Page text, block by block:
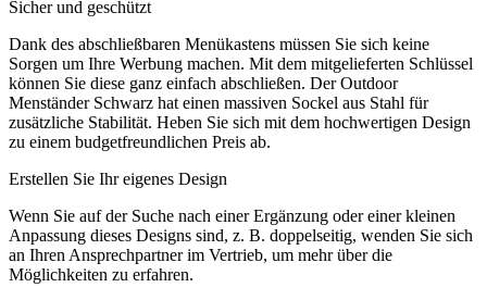
Sicher und geschützt
Dank des abschließbaren Menükastens müssen Sie sich keine
Sorgen um Ihre Werbung machen. Mit dem mitgelieferten Schlüssel
können Sie diese ganz einfach abschließen. Der Outdoor
Menständer Schwarz hat einen massiven Sockel aus Stahl für
zusätzliche Stabilität. Heben Sie sich mit dem hochwertigen Design
zu einem budgetfreundlichen Preis ab.
Erstellen Sie Ihr eigenes Design
Wenn Sie auf der Suche nach einer Ergänzung oder einer kleinen
Anpassung dieses Designs sind, z. B. doppelseitig, wenden Sie sich
an Ihren Ansprechpartner im Vertrieb, um mehr über die
Möglichkeiten zu erfahren.